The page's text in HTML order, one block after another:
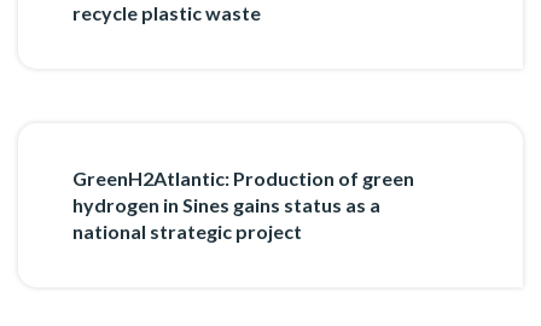
recycle plastic waste
GreenH2Atlantic: Production of green
hydrogen in Sines gains status as a
national strategic project